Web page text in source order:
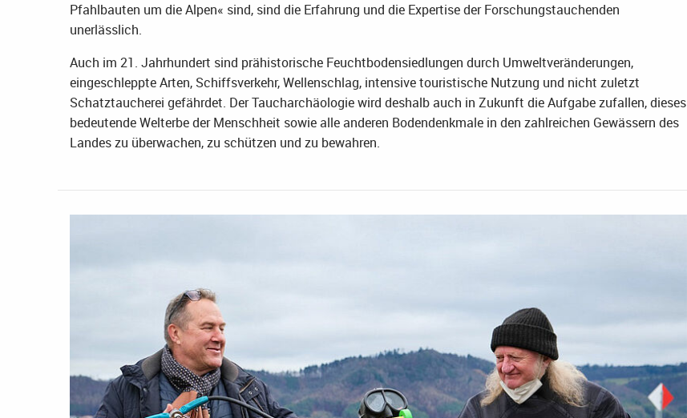
Pfahlbauten um die Alpen« sind, sind die Erfahrung und die Expertise der Forschungstauchenden
unerlässlich.
Auch im 21. Jahrhundert sind prähistorische Feuchtbodensiedlungen durch Umweltveränderungen,
eingeschleppte Arten, Schiffsverkehr, Wellenschlag, intensive touristische Nutzung und nicht zuletzt
Schatztaucherei gefährdet. Der Taucharchäologie wird deshalb auch in Zukunft die Aufgabe zufallen, dieses
bedeutende Welterbe der Menschheit sowie alle anderen Bodendenkmale in den zahlreichen Gewässern des
Landes zu überwachen, zu schützen und zu bewahren.